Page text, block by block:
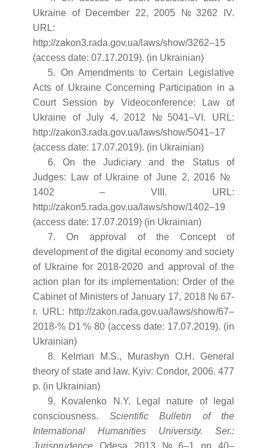
Ukraine of December 22, 2005 № 3262 IV.
URL:
http://zakon3.rada.gov.ua/laws/show/3262–15
(access date: 07.17.2019). (in Ukrainian)
5. On Amendments to Certain Legislative
Acts of Ukraine Concerning Participation in a
Court Session by Videoconference: Law of
Ukraine of July 4, 2012 № 5041–VI. URL:
http://zakon3.rada.gov.ua/laws/show/5041–17
(access date: 17.07.2019). (in Ukrainian)
6. On the Judiciary and the Status of
Judges: Law of Ukraine of June 2, 2016 №
1402 – VIII. URL:
http://zakon5.rada.gov.ua/laws/show/1402–19
(access date: 17.07.2019) (in Ukrainian)
7. On approval of the Concept of
development of the digital economy and society
of Ukraine for 2018-2020 and approval of the
action plan for its implementation: Order of the
Cabinet of Ministers of January 17, 2018 № 67-
r. URL: http://zakon.rada.gov.ua/laws/show/67–
2018-% D1 % 80 (access date: 17.07.2019). (in
Ukrainian)
8. Kelman M.S., Murashyn O.H. General
theory of state and law. Kyiv: Condor, 2006. 477
p. (in Ukrainian)
9. Kovalenko N.Y. Legal nature of legal
consciousness. Scientific Bulletin of the
International Humanities University. Ser.: